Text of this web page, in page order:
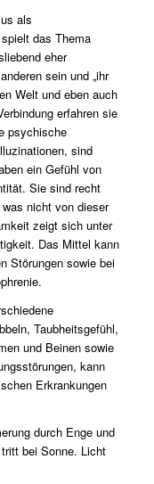
als
das Thema
eher
sein und „ihr
Welt und eben auch
erfahren sie
psychische
sind
ein Gefühl von
Sie sind recht
nicht von dieser
zeigt sich unter
Das Mittel kann
Störungen sowie bei
Taubheitsgefühl,
und Beinen sowie
kann
Erkrankungen
durch Enge und
bei Sonne. Licht